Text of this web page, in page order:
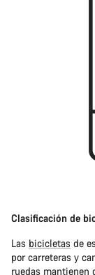
Clasificación de
Las bicicletas de
por carreteras y
ruedas mantienen